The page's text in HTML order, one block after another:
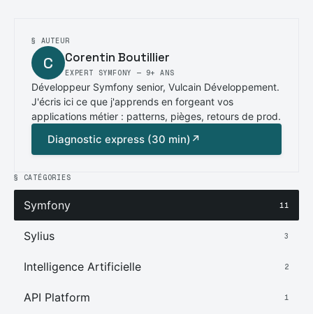
§ AUTEUR
C Corentin Boutillier
EXPERT SYMFONY — 9+ ANS
Développeur Symfony senior, Vulcain Développement.
J'écris ici ce que j'apprends en forgeant vos
applications métier : patterns, pièges, retours de prod.
Diagnostic express (30 min) ↗
§ CATÉGORIES
Symfony 11
Sylius 3
Intelligence Artificielle 2
API Platform 1